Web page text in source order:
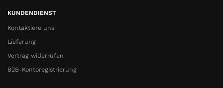
KUNDENDIENST
Kontaktiere uns
Lieferung
Vertrag widerrufen
B2B-Kontoregistrierung